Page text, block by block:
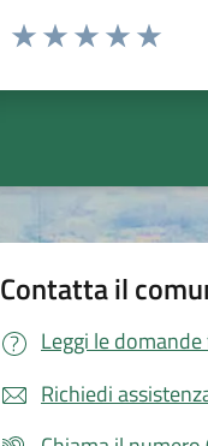
Valuta da 1 a 5 stelle la pagina
Contatta il
Leggi le
Richiedi